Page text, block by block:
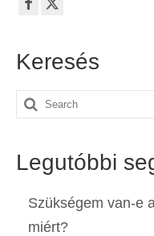
Keresés
Search
Legutóbbi
Szükségem van-e
miért?